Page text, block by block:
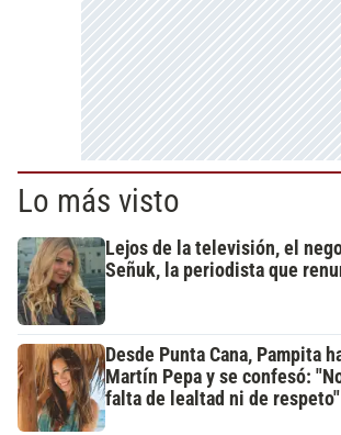
Lo más visto
Lejos de la televisión, el
Señuk, la periodista que
Desde Punta Cana, Pampita
Martín Pepa y se confesó:
falta de lealtad ni de respeto"